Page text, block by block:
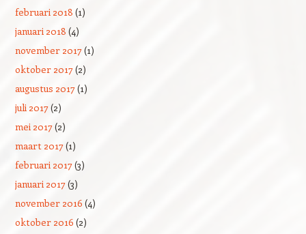
februari 2018 (1)
januari 2018 (4)
november 2017(1)
oktober 2017(2)
augustus 2017(1)
juli 2017(2)
mei 2017(2)
maart 2017(1)
februari 2017(3)
januari 2017(3)
november 2016 (4)
oktober 2016 (2)